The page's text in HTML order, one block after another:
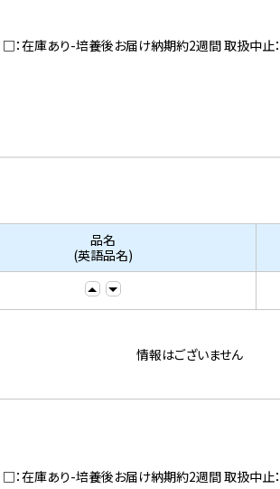
在庫あり-培養後お届け納期約2週間 取扱中止：
品名
(英語品名)
情報はございません
在庫あり-培養後お届け納期約2週間 取扱中止：